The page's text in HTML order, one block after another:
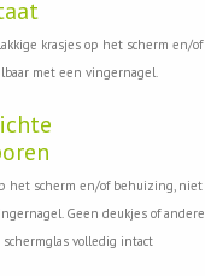
krasjes op het scherm en/of
met een vingernagel.
het scherm en/of behuizing, niet
Geen deukjes of andere
volledig intact